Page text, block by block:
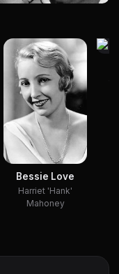
Bessie Love
Harriet 'Hank'
Mahoney